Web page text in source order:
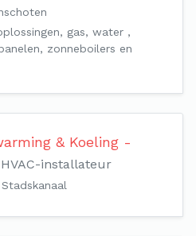
gas, water ,
zonneboilers en
& Koeling -
HVAC-installateur